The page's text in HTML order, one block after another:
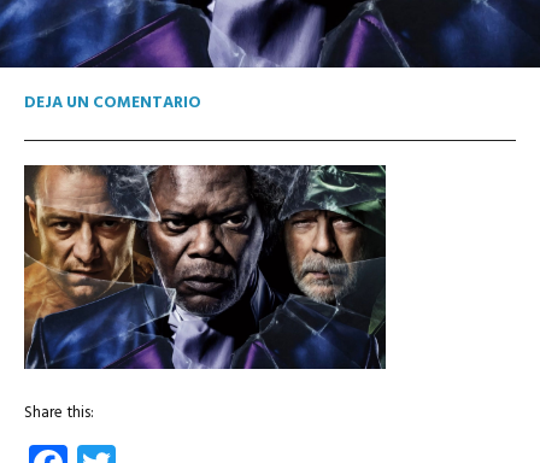
DEJA UN COMENTARIO
Share this: